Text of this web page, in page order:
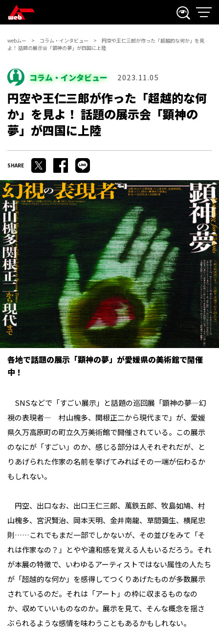
webムー コラム・インタビュー
円空や王仁三郎が作った「超越的な何か」を見
よ！ 話題の展示会「顕神の夢」が四国に上陸
コラム・インタビュー 2023.11.05
円空や王仁三郎が作った「超越的な何
か」を見よ！ 話題の展示会「顕神の
夢」が四国に上陸
各地で話題の展示「顕神の夢」が愛媛県の美術館で開催
中！
SNSなどで「すごい展示」と話題の巡回展「顕神の夢―幻
視の表現者― 村山槐多、関根正二から現代まで」が、愛媛
県久万高原町の町立久万美術館で開催されている。この展示
のなにが「すごい」のか、感じる部分は人それぞれだが、と
りあげられた作家の名前を挙げてみればその一端が伝わるか
もしれない。
円空、出口なお、出口王仁三郎、萬鉄五郎、牧島如鳩、村
山槐多、宮沢賢治、岡本天明、金井南龍、草間彌生、横尾忠
則……これでもまだ一部でしかないが、その並びをみて「そ
れは作家なの？」とやや違和感を覚える人もいるだろう。それ
が本展の特徴で、いわゆるアーティストではない属性の人たち
が「超越的な何か」を感得してつくりあげたものが多数展示
されているのだ。それは「アート」の枠に収まるものなの
か、収めていいものなのか。展示を見て、そんな概念を揺さ
ぶられるような感情を味わうこともあるかもしれない。